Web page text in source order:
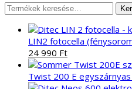
Keresés
a
következőre:
LIN2 fotocella
Original
price
was:
24 990 FtCurrent
price
is:
Twist 200 E